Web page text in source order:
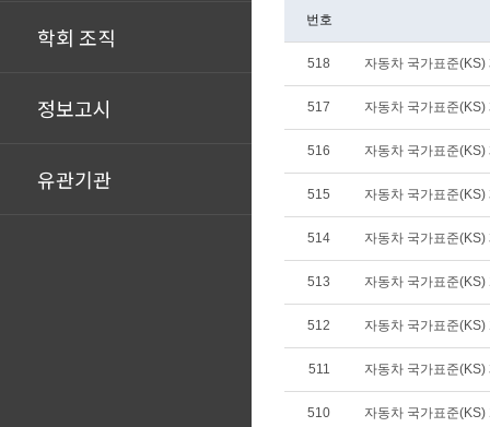
학회 조직
정보고시
유관기관
번호
518 자동차 국가표준
517 자동차 국가표준
516 자동차 국가표준
515 자동차 국가표준
514 자동차 국가표준
513 자동차 국가표준
512 자동차 국가표준
511 자동차 국가표준
510 자동차 국가표준